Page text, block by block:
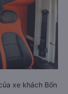
xe khách Bốn